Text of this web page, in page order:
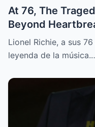
At 76, The
Beyond
Lionel Richie, a sus
leyenda de la